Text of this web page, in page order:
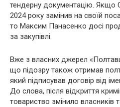
тендерну документацію. Якщо
2024 року замінив на своїй
то Максим Панасенко досі
за закупівлі.
Вже з власних джерел
що підозру також отримав
який підписував договір від
До слова, після відкриття
товариство змінило власників